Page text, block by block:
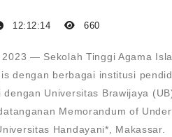
12:12:14 660
— Sekolah Tinggi Agama
dengan berbagai institusi
Universitas Brawijaya
Memorandum of
Handayani*, Makassar.